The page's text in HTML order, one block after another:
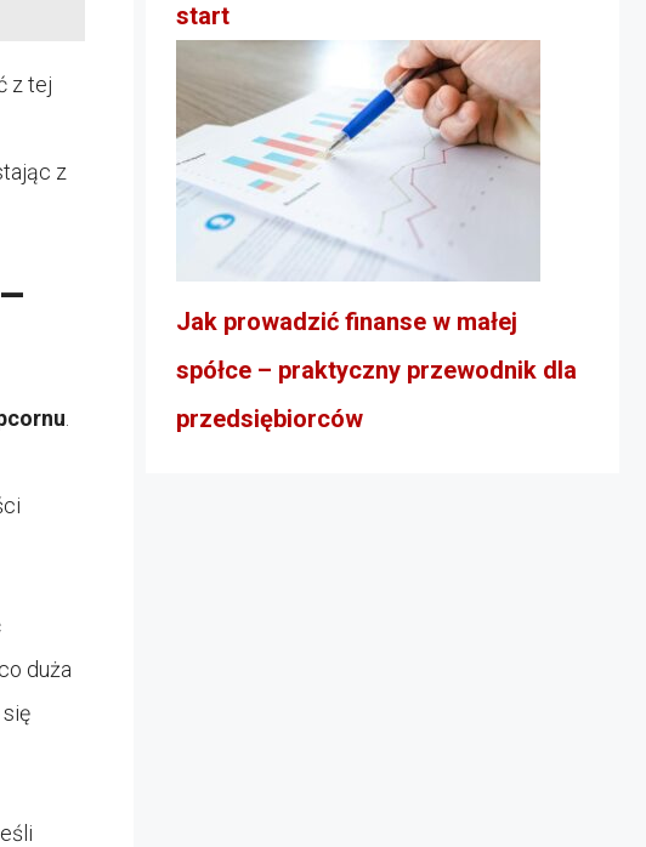
z tej
z
duża
start
Jak prowadzić finanse w małej
spółce – praktyczny przewodnik dla
przedsiębiorców